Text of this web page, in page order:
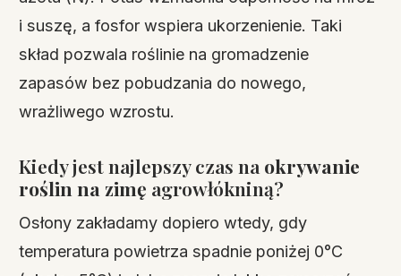
i suszę, a fosfor wspiera ukorzenienie. Taki
skład pozwala roślinie na gromadzenie
zapasów bez pobudzania do nowego,
wrażliwego wzrostu.
Kiedy jest najlepszy czas na okrywanie
roślin na zimę agrowłókniną?
Osłony zakładamy dopiero wtedy, gdy
temperatura powietrza spadnie poniżej 0°C